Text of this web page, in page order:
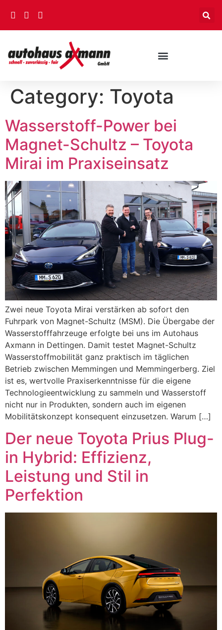
Category: Toyota
Wasserstoff-Power bei
Magnet-Schultz – Toyota
Mirai im Praxiseinsatz
Zwei neue Toyota Mirai verstärken ab sofort den
Fuhrpark von Magnet-Schultz (MSM). Die Übergabe der
Wasserstofffahrzeuge erfolgte bei uns im Autohaus
Axmann in Dettingen. Damit testet Magnet-Schultz
Wasserstoffmobilität ganz praktisch im täglichen
Betrieb zwischen Memmingen und Memmingerberg. Ziel
ist es, wertvolle Praxiserkenntnisse für die eigene
Technologieentwicklung zu sammeln und Wasserstoff
nicht nur in Produkten, sondern auch im eigenen
Mobilitätskonzept konsequent einzusetzen. Warum […]
Der neue Toyota Prius Plug-
in Hybrid: Effizienz,
Leistung und Stil in
Perfektion